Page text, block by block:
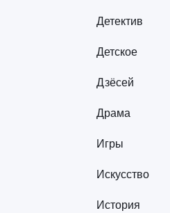
Детектив
Детское
Дзёсей
Драма
Игры
Искусство
История